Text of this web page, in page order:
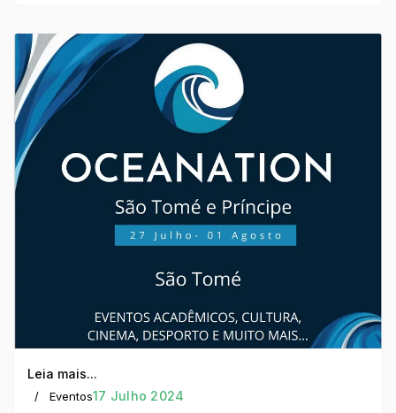
Eventos17 Julho 2024
Leia mais...